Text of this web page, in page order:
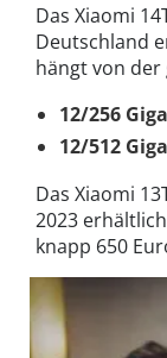
Das Xiaomi
Deutschland
hängt von der
12/256
12/512
Das Xiaomi
2023
knapp 650